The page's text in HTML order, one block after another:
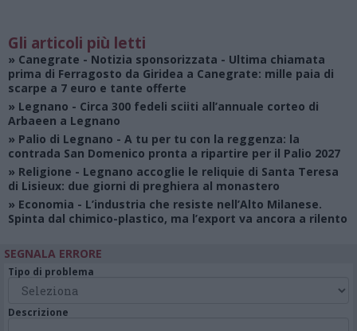
Gli articoli più letti
» Canegrate - Notizia sponsorizzata - Ultima chiamata
prima di Ferragosto da Giridea a Canegrate: mille paia di
scarpe a 7 euro e tante offerte
» Legnano - Circa 300 fedeli sciiti all’annuale corteo di
Arbaeen a Legnano
» Palio di Legnano - A tu per tu con la reggenza: la
contrada San Domenico pronta a ripartire per il Palio 2027
» Religione - Legnano accoglie le reliquie di Santa Teresa
di Lisieux: due giorni di preghiera al monastero
» Economia - L’industria che resiste nell’Alto Milanese.
Spinta dal chimico-plastico, ma l’export va ancora a rilento
SEGNALA ERRORE
Tipo di problema
Descrizione